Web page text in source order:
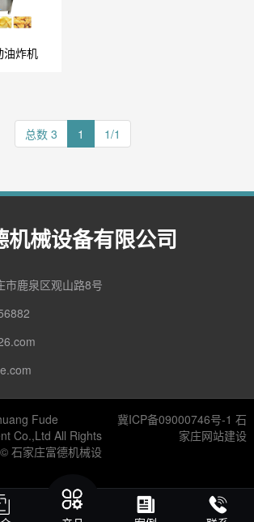
油炸机
总数 3 1 1/1
机械设备有限公司
市鹿泉区观山路8号
Fude
Co.,Ltd All Rights
石家庄富德机械设
冀ICP备09000746号-1 石
家庄网站建设